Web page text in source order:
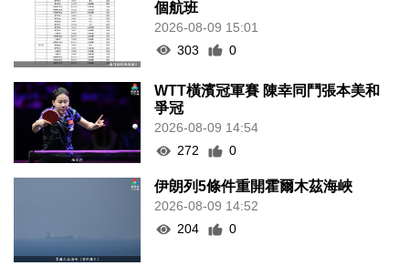
個航班
2026-08-09 15:01
303
0
WTT橫濱冠軍賽 陳幸同鬥張本美和
爭冠
2026-08-09 14:54
272
0
伊朗列5條件重開霍爾木茲海峽
2026-08-09 14:52
204
0